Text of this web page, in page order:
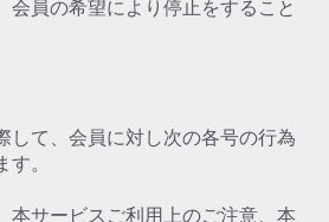
会員の希望により停止をすること
して、会員に対し次の各号の行為
。
本サービスご利用上のご注意、本